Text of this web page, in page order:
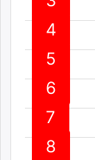
ikon.mn
mnb.mn
Eguur.mn
24tsag.mn
shuud.mn
eagle.mn
zarig.mn
4
5
6
7
8